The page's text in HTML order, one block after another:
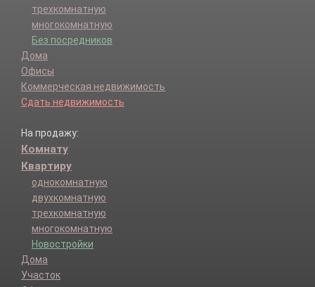
трехкомнатную
многокомнатную
Без посредников
Дома
Офисы
Коммерческая недвижимость
Сдать недвижимость
На продажу:
Комнату
Квартиру
однокомнатную
двухкомнатную
трехкомнатную
многокомнатную
Новостройки
Дома
Участок